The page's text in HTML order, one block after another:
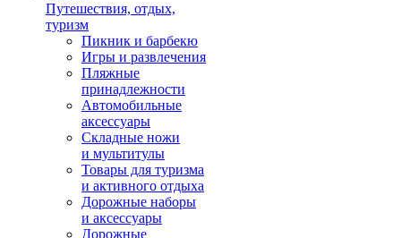
Путешествия, отдых,
туризм
Пикник и барбекю
Игры и развлечения
Пляжные
принадлежности
Автомобильные
аксессуары
Складные ножи
и мультитулы
Товары для туризма
и активного отдыха
Дорожные наборы
и аксессуары
Дорожные